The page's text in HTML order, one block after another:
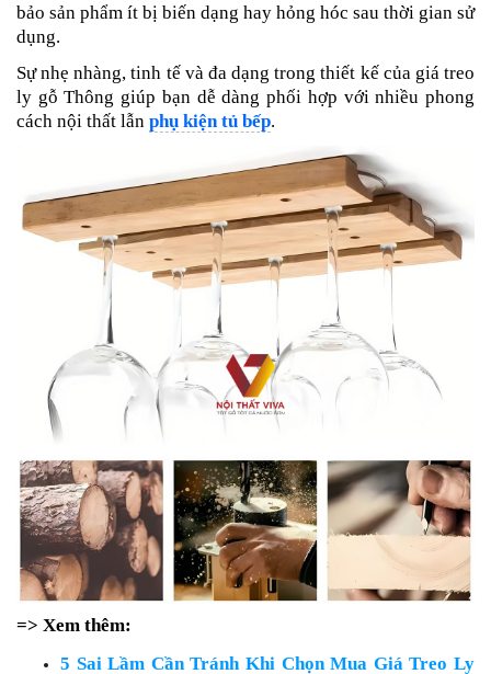
bảo sản phẩm ít bị biến dạng hay hỏng hóc sau thời gian sử
dụng.
Sự nhẹ nhàng, tinh tế và đa dạng trong thiết kế của giá treo
ly gỗ Thông giúp bạn dễ dàng phối hợp với nhiều phong
cách nội thất lẫn phụ kiện tủ bếp.
=> Xem thêm:
5 Sai Lầm Cần Tránh Khi Chọn Mua Giá Treo Ly